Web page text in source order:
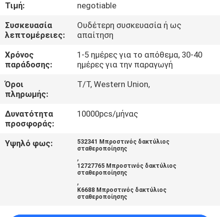
ΠΟΙΟΤΙΚΌΣ
ΈΛΕΓΧΟΣ
ΕΠΙΚΟΙΝΩΝΉΣΤΕ
ΜΑΖΊ
ΜΑΣ
ΕΙΔΉΣΕΙΣ
Τιμή:
negotiable
Συσκευασία
λεπτομέρειες:
Ουδέτερη συσκευασία ή ως
απαίτηση
Χρόνος
παράδοσης:
1-5 ημέρες για το απόθεμα, 30-40
ημέρες για την παραγωγή
Όροι
πληρωμής:
T/T, Western Union,
Δυνατότητα
προσφοράς:
10000pcs/μήνας
Υψηλό φως:
532341 Μπροστινός δακτύλιος
σταθεροποίησης
,
12727765 Μπροστινός δακτύλιος
σταθεροποίησης
,
K6688 Μπροστινός δακτύλιος
σταθεροποίησης